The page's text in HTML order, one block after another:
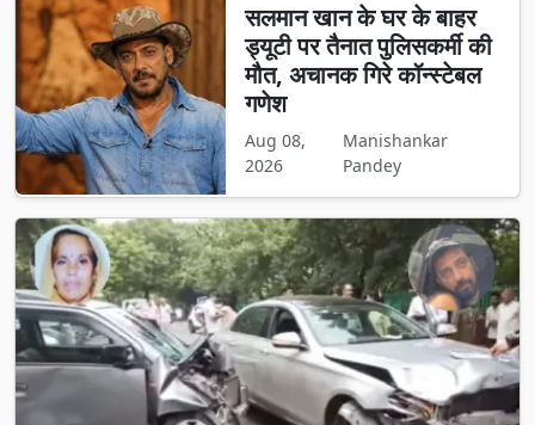
सलमान खान के घर के बाहर
ड्यूटी पर तैनात पुलिसकर्मी की
मौत, अचानक गिरे कॉन्स्टेबल
गणेश
Aug 08,
2026
Manishankar
Pandey